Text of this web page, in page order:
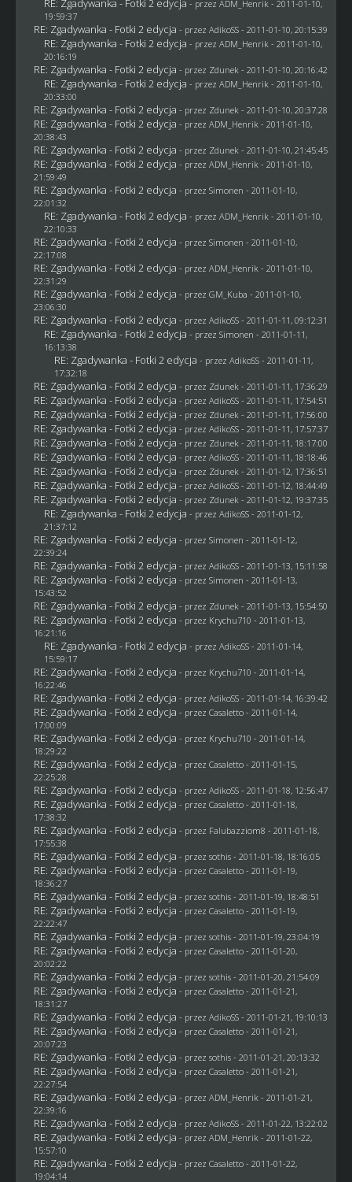
RE: Zgadywanka - Fotki 2 edycja - przez ADM_Henrik - 2011-01-10,
19:59:37
RE: Zgadywanka - Fotki 2 edycja - przez AdikoSS - 2011-01-10, 20:15:39
RE: Zgadywanka - Fotki 2 edycja - przez ADM_Henrik - 2011-01-10,
20:16:19
RE: Zgadywanka - Fotki 2 edycja - przez Zdunek - 2011-01-10, 20:16:42
RE: Zgadywanka - Fotki 2 edycja - przez ADM_Henrik - 2011-01-10,
20:33:00
RE: Zgadywanka - Fotki 2 edycja - przez Zdunek - 2011-01-10, 20:37:28
RE: Zgadywanka - Fotki 2 edycja - przez ADM_Henrik - 2011-01-10,
20:38:43
RE: Zgadywanka - Fotki 2 edycja - przez Zdunek - 2011-01-10, 21:45:45
RE: Zgadywanka - Fotki 2 edycja - przez ADM_Henrik - 2011-01-10,
21:59:49
RE: Zgadywanka - Fotki 2 edycja - przez Simonen - 2011-01-10,
22:01:32
RE: Zgadywanka - Fotki 2 edycja - przez ADM_Henrik - 2011-01-10,
22:10:33
RE: Zgadywanka - Fotki 2 edycja - przez Simonen - 2011-01-10,
22:17:08
RE: Zgadywanka - Fotki 2 edycja - przez ADM_Henrik - 2011-01-10,
22:31:29
RE: Zgadywanka - Fotki 2 edycja - przez GM_Kuba - 2011-01-10,
23:06:30
RE: Zgadywanka - Fotki 2 edycja - przez AdikoSS - 2011-01-11, 09:12:31
RE: Zgadywanka - Fotki 2 edycja - przez Simonen - 2011-01-11,
16:13:38
RE: Zgadywanka - Fotki 2 edycja - przez AdikoSS - 2011-01-11,
17:32:18
RE: Zgadywanka - Fotki 2 edycja - przez Zdunek - 2011-01-11, 17:36:29
RE: Zgadywanka - Fotki 2 edycja - przez AdikoSS - 2011-01-11, 17:54:51
RE: Zgadywanka - Fotki 2 edycja - przez Zdunek - 2011-01-11, 17:56:00
RE: Zgadywanka - Fotki 2 edycja - przez AdikoSS - 2011-01-11, 17:57:37
RE: Zgadywanka - Fotki 2 edycja - przez Zdunek - 2011-01-11, 18:17:00
RE: Zgadywanka - Fotki 2 edycja - przez AdikoSS - 2011-01-11, 18:18:46
RE: Zgadywanka - Fotki 2 edycja - przez Zdunek - 2011-01-12, 17:36:51
RE: Zgadywanka - Fotki 2 edycja - przez AdikoSS - 2011-01-12, 18:44:49
RE: Zgadywanka - Fotki 2 edycja - przez Zdunek - 2011-01-12, 19:37:35
RE: Zgadywanka - Fotki 2 edycja - przez AdikoSS - 2011-01-12,
21:37:12
RE: Zgadywanka - Fotki 2 edycja - przez Simonen - 2011-01-12,
22:39:24
RE: Zgadywanka - Fotki 2 edycja - przez AdikoSS - 2011-01-13, 15:11:58
RE: Zgadywanka - Fotki 2 edycja - przez Simonen - 2011-01-13,
15:43:52
RE: Zgadywanka - Fotki 2 edycja - przez Zdunek - 2011-01-13, 15:54:50
RE: Zgadywanka - Fotki 2 edycja - przez Krychu710 - 2011-01-13,
16:21:16
RE: Zgadywanka - Fotki 2 edycja - przez AdikoSS - 2011-01-14,
15:59:17
RE: Zgadywanka - Fotki 2 edycja - przez Krychu710 - 2011-01-14,
16:22:46
RE: Zgadywanka - Fotki 2 edycja - przez AdikoSS - 2011-01-14, 16:39:42
RE: Zgadywanka - Fotki 2 edycja - przez Casaletto- 2011-01-14,
17:00:09
RE: Zgadywanka - Fotki 2 edycja - przez Krychu710 - 2011-01-14,
18:29:22
RE: Zgadywanka - Fotki 2 edycja - przez Casaletto- 2011-01-15,
22:25:28
RE: Zgadywanka - Fotki 2 edycja - przez AdikoSS - 2011-01-18, 12:56:47
RE: Zgadywanka - Fotki 2 edycja - przez Casaletto- 2011-01-18,
17:38:32
RE: Zgadywanka - Fotki 2 edycja - przez Falubazziom8 - 2011-01-18,
17:55:38
RE: Zgadywanka - Fotki 2 edycja - przez sothis- 2011-01-18, 18:16:05
RE: Zgadywanka - Fotki 2 edycja - przez Casaletto- 2011-01-19,
18:36:27
RE: Zgadywanka - Fotki 2 edycja - przez sothis- 2011-01-19, 18:48:51
RE: Zgadywanka - Fotki 2 edycja - przez Casaletto- 2011-01-19,
22:22:47
RE: Zgadywanka - Fotki 2 edycja - przez sothis- 2011-01-19, 23:04:19
RE: Zgadywanka - Fotki 2 edycja - przez Casaletto- 2011-01-20,
20:02:22
RE: Zgadywanka - Fotki 2 edycja - przez sothis- 2011-01-20, 21:54:09
RE: Zgadywanka - Fotki 2 edycja - przez Casaletto- 2011-01-21,
18:31:27
RE: Zgadywanka - Fotki 2 edycja - przez AdikoSS - 2011-01-21, 19:10:13
RE: Zgadywanka - Fotki 2 edycja - przez Casaletto- 2011-01-21,
20:07:23
RE: Zgadywanka - Fotki 2 edycja - przez sothis- 2011-01-21, 20:13:32
RE: Zgadywanka - Fotki 2 edycja - przez Casaletto- 2011-01-21,
22:27:54
RE: Zgadywanka - Fotki 2 edycja - przez ADM_Henrik - 2011-01-21,
22:39:16
RE: Zgadywanka - Fotki 2 edycja - przez AdikoSS - 2011-01-22, 13:22:02
RE: Zgadywanka - Fotki 2 edycja - przez ADM_Henrik - 2011-01-22,
15:57:10
RE: Zgadywanka - Fotki 2 edycja - przez Casaletto- 2011-01-22,
19:04:14